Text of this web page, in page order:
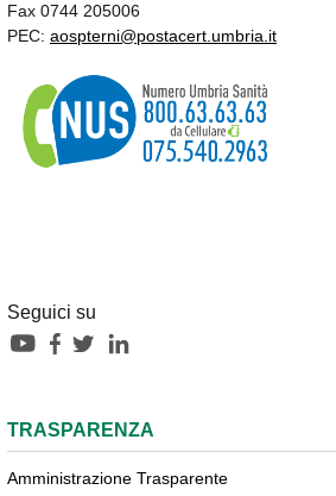
Fax 0744 205006
PEC: aospterni@postacert.umbria.it
Seguici su
TRASPARENZA
Amministrazione Trasparente